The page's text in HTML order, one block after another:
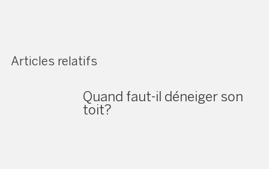
Articles relatifs
Quand faut-il déneiger son
toit?